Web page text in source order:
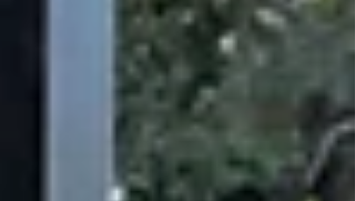
evento de inauguração reuniu alunos do curso de
Serviço Social e do programa de Pós-Graduação
em Ciências Sociais Aplicadas (PPGCSA) em
contato com a comunidade local. A biblioteca é
um projeto que teve início com as alunas Amanda